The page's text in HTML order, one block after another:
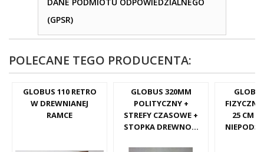
(GPSR)
POLECANE TEGO PRODUCENTA:
GLOBUS 110 RETRO
W DREWNIANEJ
RAMCE
GLOBUS 320MM
POLITYCZNY +
STREFY CZASOWE +
STOPKA DREWNO...
25 CM -